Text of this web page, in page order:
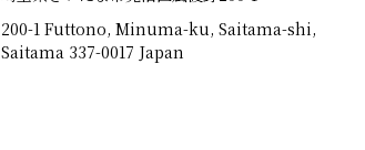
200-1 Futtono, Minuma-ku, Saitama-shi,
Saitama 337-0017 Japan